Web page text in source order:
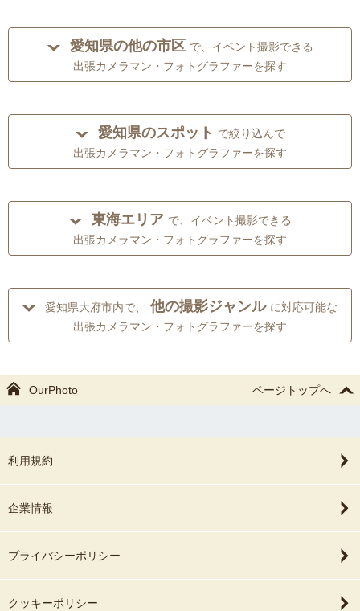
愛知県の他の市区 で、イベント撮影できる
出張カメラマン・フォトグラファーを探す
愛知県のスポット で絞り込んで
出張カメラマン・フォトグラファーを探す
東海エリア で、イベント撮影できる
出張カメラマン・フォトグラファーを探す
愛知県大府市内で、 他の撮影ジャンル に対応可能な
出張カメラマン・フォトグラファーを探す
OurPhoto ページトップへ
利用規約
企業情報
プライバシーポリシー
クッキーポリシー